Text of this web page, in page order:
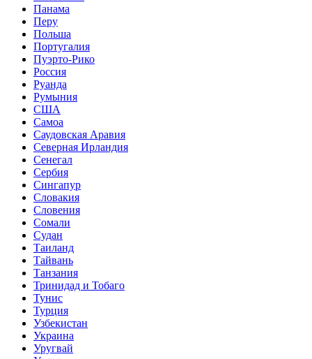
Панама
Перу
Польша
Португалия
Пуэрто-Рико
Россия
Руанда
Румыния
США
Самоа
Саудовская Аравия
Северная Ирландия
Сенегал
Сербия
Сингапур
Словакия
Словения
Сомали
Судан
Таиланд
Тайвань
Танзания
Тринидад и Тобаго
Тунис
Турция
Узбекистан
Украина
Уругвай